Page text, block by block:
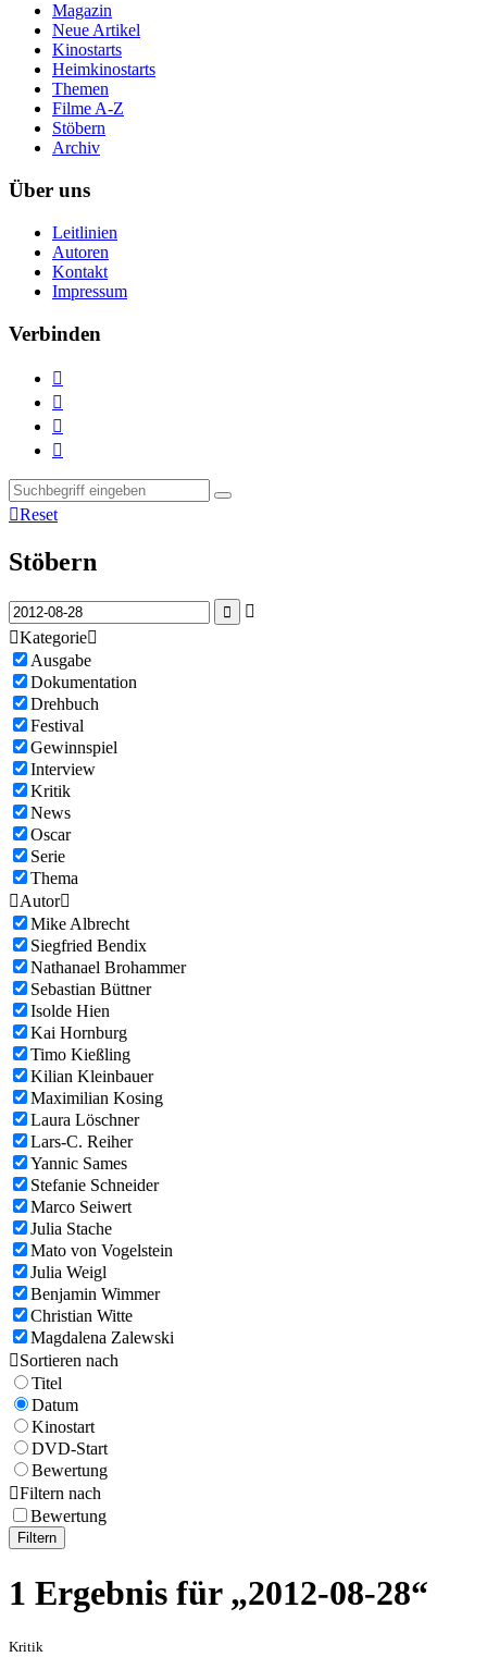
Magazin
Neue Artikel
Kinostarts
Heimkinostarts
Themen
Filme A-Z
Stöbern
Archiv
Über uns
Leitlinien
Autoren
Kontakt
Impressum
Verbinden




Reset
Stöbern


Kategorie
Ausgabe
Dokumentation
Drehbuch
Festival
Gewinnspiel
Interview
Kritik
News
Oscar
Serie
Thema
Autor
Mike Albrecht
Siegfried Bendix
Nathanael Brohammer
Sebastian Büttner
Isolde Hien
Kai Hornburg
Timo Kießling
Kilian Kleinbauer
Maximilian Kosing
Laura Löschner
Lars-C. Reiher
Yannic Sames
Stefanie Schneider
Marco Seiwert
Julia Stache
Mato von Vogelstein
Julia Weigl
Benjamin Wimmer
Christian Witte
Magdalena Zalewski
Sortieren nach
Titel
Datum
Kinostart
DVD-Start
Bewertung
Filtern nach
Bewertung
Filtern
1 Ergebnis für „2012-08-28“
Kritik